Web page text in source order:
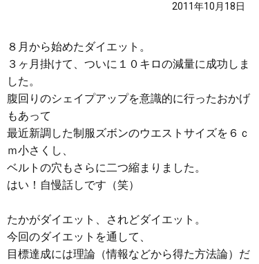
2011年10月18日
８月から始めたダイエット。
３ヶ月掛けて、ついに１０キロの減量に成功しま
した。
腹回りのシェイプアップを意識的に行ったおかげ
もあって
最近新調した制服ズボンのウエストサイズを６ｃ
ｍ小さくし、
ベルトの穴もさらに二つ縮まりました。
はい！自慢話しです（笑）
たかがダイエット、されどダイエット。
今回のダイエットを通して、
目標達成には理論（情報などから得た方法論）だ